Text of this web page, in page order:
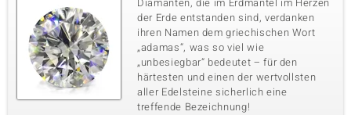
der Erde entstanden sind, verdanken
ihren Namen dem griechischen Wort
„adamas“, was so viel wie
„unbesiegbar“ bedeutet – für den
härtesten und einen der wertvollsten
aller Edelsteine sicherlich eine
treffende Bezeichnung!